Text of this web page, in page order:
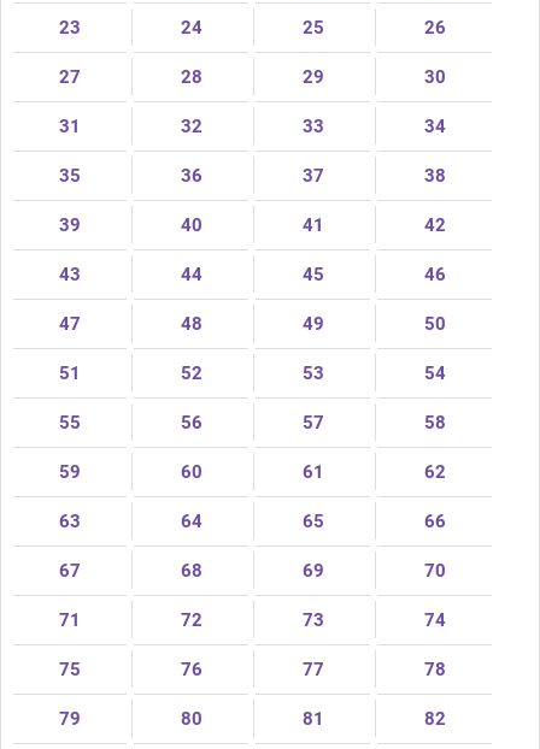
23 24 25 26
27 28 29 30
31 32 33 34
35 36 37 38
39 40 41 42
43 44 45 46
47 48 49 50
51 52 53 54
55 56 57 58
59 60 61 62
63 64 65 66
67 68 69 70
71 72 73 74
75 76 77 78
79 80 81 82